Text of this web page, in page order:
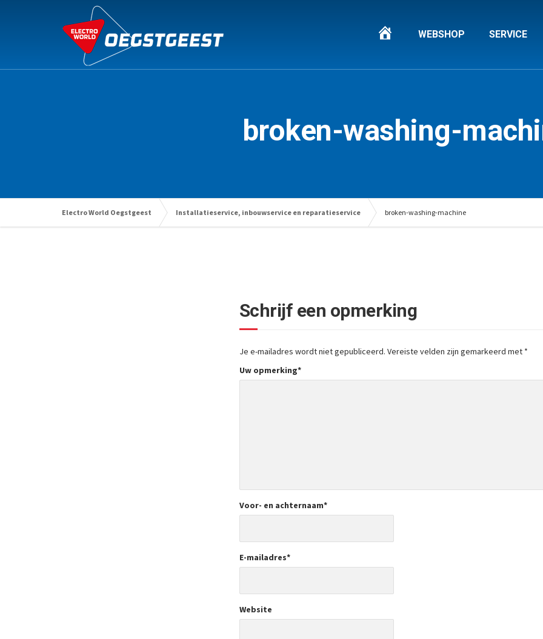
HOMEWEBSHOP SERVICE
broken-washing-
Electro World Oegstgeest Installatieservice, inbouwservice en reparatieservice broken-washing-machine
Schrijf een opmerking
Je e-mailadres wordt niet gepubliceerd. Vereiste velden zijn gemarkeerd met *
Uw opmerking*
Voor- en achternaam*
E-mailadres*
Website